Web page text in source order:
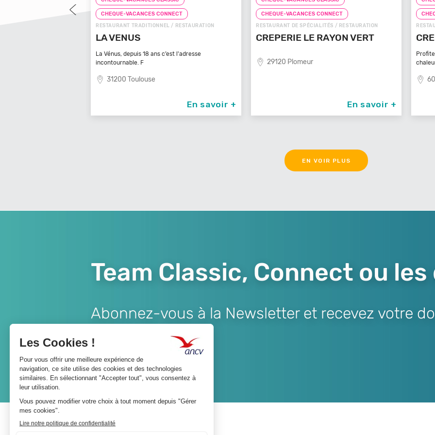
CHEQUE-VACANCES CONNECT
RESTAURANT DE SPÉCIALITÉS / RESTAURATION
CREPERIE LE RAYON VERT
29120 Plomeur
En savoir +
CHEQUE-VACANCES CONNECT
RESTAURANT DE SPÉCIALITÉS / RESTAURATION
CREPE TOUCH BEAUVAIS
chaleureux et
En savoir +
FAST-
EN VOIR PLUS
Team Classic, Connect ou les
Abonnez-vous à la Newsletter et recevez votre